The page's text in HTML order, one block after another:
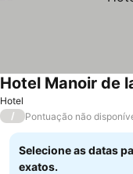
Hotel
Hotel Manoir de
/ Pontuação não
Selecione as datas
exatos.